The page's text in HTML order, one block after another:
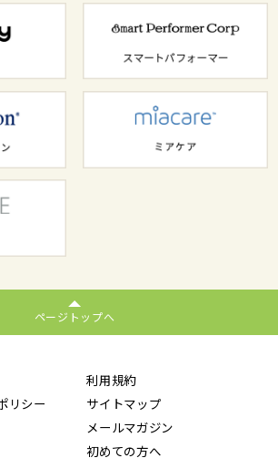
ページトップへ
利用規約
リシー
サイトマップ
メールマガジン
初めての方へ